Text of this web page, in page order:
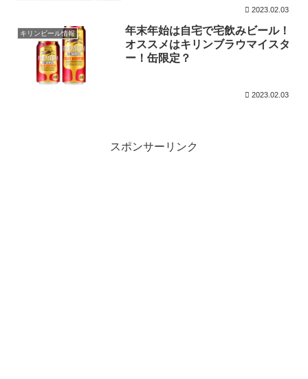
2023.02.03
キリンビール情報
年末年始は自宅で宅飲みビール！
オススメはキリンブラウマイスタ
ー！缶限定？
2023.02.03
スポンサーリンク